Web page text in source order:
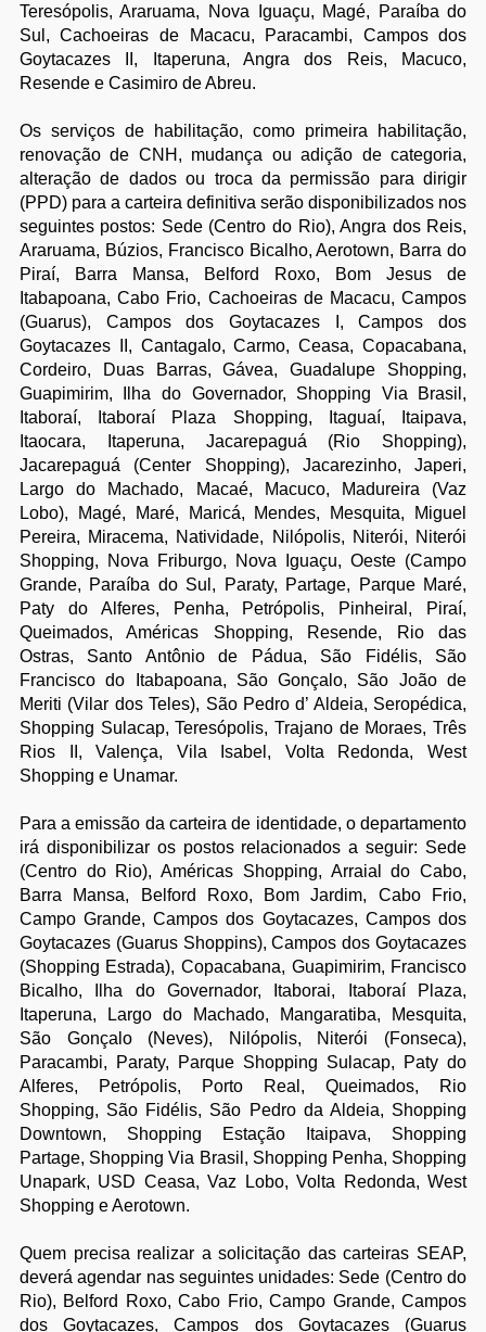
Teresópolis, Araruama, Nova Iguaçu, Magé, Paraíba do
Sul, Cachoeiras de Macacu, Paracambi, Campos dos
Goytacazes II, Itaperuna, Angra dos Reis, Macuco,
Resende e Casimiro de Abreu.
Os serviços de habilitação, como primeira habilitação,
renovação de CNH, mudança ou adição de categoria,
alteração de dados ou troca da permissão para dirigir
(PPD) para a carteira definitiva serão disponibilizados nos
seguintes postos: Sede (Centro do Rio), Angra dos Reis,
Araruama, Búzios, Francisco Bicalho, Aerotown, Barra do
Piraí, Barra Mansa, Belford Roxo, Bom Jesus de
Itabapoana, Cabo Frio, Cachoeiras de Macacu, Campos
(Guarus), Campos dos Goytacazes I, Campos dos
Goytacazes II, Cantagalo, Carmo, Ceasa, Copacabana,
Cordeiro, Duas Barras, Gávea, Guadalupe Shopping,
Guapimirim, Ilha do Governador, Shopping Via Brasil,
Itaboraí, Itaboraí Plaza Shopping, Itaguaí, Itaipava,
Itaocara, Itaperuna, Jacarepaguá (Rio Shopping),
Jacarepaguá (Center Shopping), Jacarezinho, Japeri,
Largo do Machado, Macaé, Macuco, Madureira (Vaz
Lobo), Magé, Maré, Maricá, Mendes, Mesquita, Miguel
Pereira, Miracema, Natividade, Nilópolis, Niterói, Niterói
Shopping, Nova Friburgo, Nova Iguaçu, Oeste (Campo
Grande, Paraíba do Sul, Paraty, Partage, Parque Maré,
Paty do Alferes, Penha, Petrópolis, Pinheiral, Piraí,
Queimados, Américas Shopping, Resende, Rio das
Ostras, Santo Antônio de Pádua, São Fidélis, São
Francisco do Itabapoana, São Gonçalo, São João de
Meriti (Vilar dos Teles), São Pedro d’ Aldeia, Seropédica,
Shopping Sulacap, Teresópolis, Trajano de Moraes, Três
Rios II, Valença, Vila Isabel, Volta Redonda, West
Shopping e Unamar.
Para a emissão da carteira de identidade, o departamento
irá disponibilizar os postos relacionados a seguir: Sede
(Centro do Rio), Américas Shopping, Arraial do Cabo,
Barra Mansa, Belford Roxo, Bom Jardim, Cabo Frio,
Campo Grande, Campos dos Goytacazes, Campos dos
Goytacazes (Guarus Shoppins), Campos dos Goytacazes
(Shopping Estrada), Copacabana, Guapimirim, Francisco
Bicalho, Ilha do Governador, Itaborai, Itaboraí Plaza,
Itaperuna, Largo do Machado, Mangaratiba, Mesquita,
São Gonçalo (Neves), Nilópolis, Niterói (Fonseca),
Paracambi, Paraty, Parque Shopping Sulacap, Paty do
Alferes, Petrópolis, Porto Real, Queimados, Rio
Shopping, São Fidélis, São Pedro da Aldeia, Shopping
Downtown, Shopping Estação Itaipava, Shopping
Partage, Shopping Via Brasil, Shopping Penha, Shopping
Unapark, USD Ceasa, Vaz Lobo, Volta Redonda, West
Shopping e Aerotown.
Quem precisa realizar a solicitação das carteiras SEAP,
deverá agendar nas seguintes unidades: Sede (Centro do
Rio), Belford Roxo, Cabo Frio, Campo Grande, Campos
dos Goytacazes, Campos dos Goytacazes (Guarus